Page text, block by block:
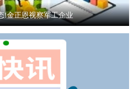
!金正恩视察军工企业